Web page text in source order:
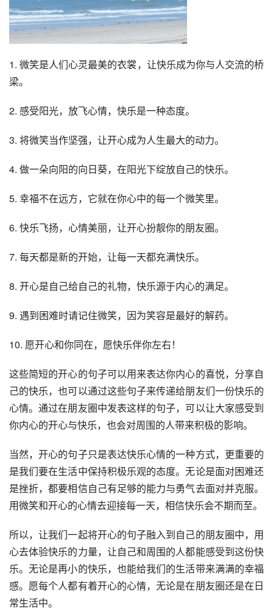
1. 微笑是人们心灵最美的衣裳，让快乐成为你与人交流的桥
梁。
2. 感受阳光，放飞心情，快乐是一种态度。
3. 将微笑当作坚强，让开心成为人生最大的动力。
4. 做一朵向阳的向日葵，在阳光下绽放自己的快乐。
5. 幸福不在远方，它就在你心中的每一个微笑里。
6. 快乐飞扬，心情美丽，让开心扮靓你的朋友圈。
7. 每天都是新的开始，让每一天都充满快乐。
8. 开心是自己给自己的礼物，快乐源于内心的满足。
9. 遇到困难时请记住微笑，因为笑容是最好的解药。
10. 愿开心和你同在，愿快乐伴你左右！
这些简短的开心的句子可以用来表达你内心的喜悦，分享自
己的快乐，也可以通过这些句子来传递给朋友们一份快乐的
心情。通过在朋友圈中发表这样的句子，可以让大家感受到
你内心的开心与快乐，也会对周围的人带来积极的影响。
当然，开心的句子只是表达快乐心情的一种方式，更重要的
是我们要在生活中保持积极乐观的态度。无论是面对困难还
是挫折，都要相信自己有足够的能力与勇气去面对并克服。
用微笑和开心的心情去迎接每一天，相信快乐会不期而至。
所以，让我们一起将开心的句子融入到自己的朋友圈中，用
心去体验快乐的力量，让自己和周围的人都能感受到这份快
乐。无论是再小的快乐，也能给我们的生活带来满满的幸福
感。愿每个人都有着开心的心情，无论是在朋友圈还是在日
常生活中。